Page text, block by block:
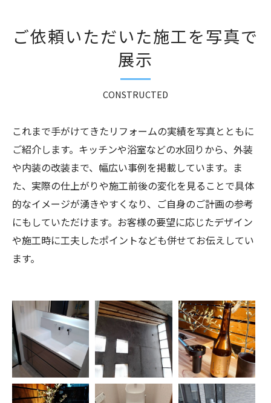
ご依頼いただいた施工を写真で
展示
CONSTRUCTED
これまで手がけてきたリフォームの実績を写真とともに
ご紹介します。キッチンや浴室などの水回りから、外装
や内装の改装まで、幅広い事例を掲載しています。ま
た、実際の仕上がりや施工前後の変化を見ることで具体
的なイメージが湧きやすくなり、ご自身のご計画の参考
にもしていただけます。お客様の要望に応じたデザイン
や施工時に工夫したポイントなども併せてお伝えしてい
ます。